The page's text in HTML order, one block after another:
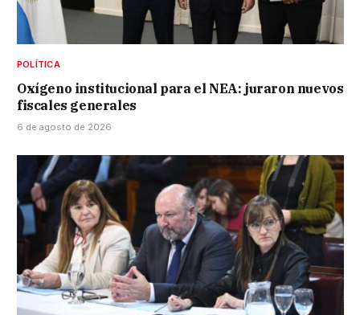
POLÍTICA
Oxígeno institucional para el NEA: juraron nuevos
fiscales generales
6 de agosto de 2026